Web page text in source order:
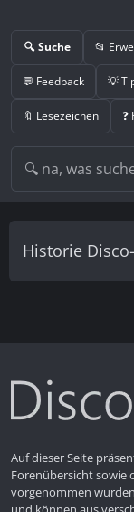
🔍 Suche 📂
💬 Feedback 💡
🔖 Lesezeichen
Historie
Auf dieser Seite
Forenübersicht sowie
vorgenommen